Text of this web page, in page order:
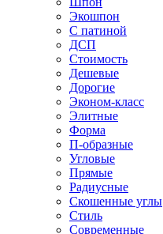
Экошпон
С патиной
ДСП
Стоимость
Дешевые
Дорогие
Эконом-класс
Элитные
Форма
П-образные
Угловые
Прямые
Радиусные
Скошенные углы
Стиль
Современные